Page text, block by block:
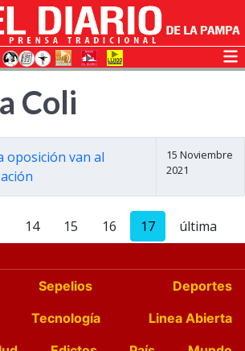
Coli
oposición van al
15 Noviembre
2021
14 15 16 17 última
Sepelios
Deportes
Tecnología
Linea Abierta